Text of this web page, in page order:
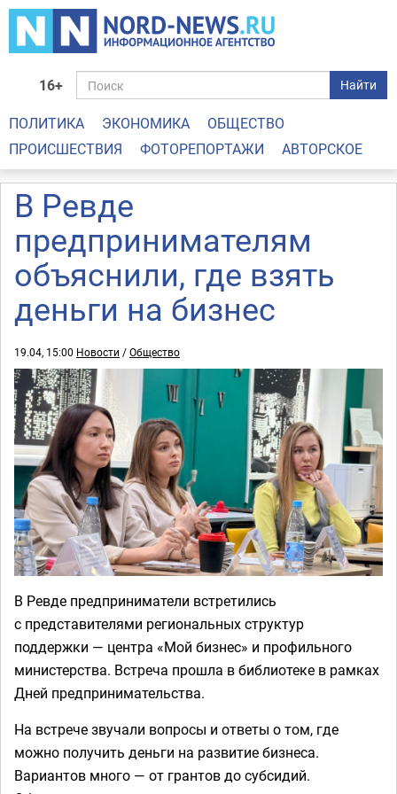
16+ Найти
ПОЛИТИКА ЭКОНОМИКА
ОБЩЕСТВО
ПРОИСШЕСТВИЯ
ФОТОРЕПОРТАЖИ АВТОРСКОЕ
В Ревде
предпринимателям
объяснили, где взять
деньги на бизнес
19.04, 15:00 Новости /Общество
В Ревде предприниматели встретились
с представителями региональных структур
поддержки — центра «Мой бизнес» и профильного
министерства. Встреча прошла в библиотеке в рамках
Дней предпринимательства.
На встрече звучали вопросы и ответы о том, где
можно получить деньги на развитие бизнеса.
Вариантов много — от грантов до субсидий.